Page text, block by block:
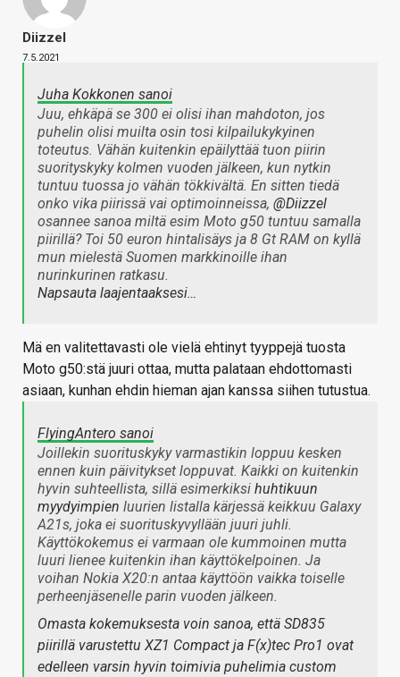
Diizzel
7.5.2021
Juha Kokkonen sanoi
Juu, ehkäpä se 300 ei olisi ihan mahdoton, jos
puhelin olisi muilta osin tosi kilpailukykyinen
toteutus. Vähän kuitenkin epäilyttää tuon piirin
suorityskyky kolmen vuoden jälkeen, kun nytkin
tuntuu tuossa jo vähän tökkivältä. En sitten tiedä
onko vika piirissä vai optimoinneissa, @Diizzel
osannee sanoa miltä esim Moto g50 tuntuu samalla
piirillä? Toi 50 euron hintalisäys ja 8 Gt RAM on kyllä
mun mielestä Suomen markkinoille ihan
nurinkurinen ratkasu.
Napsauta laajentaaksesi…
Mä en valitettavasti ole vielä ehtinyt tyyppejä tuosta
Moto g50:stä juuri ottaa, mutta palataan ehdottomasti
asiaan, kunhan ehdin hieman ajan kanssa siihen tutustua.
FlyingAntero sanoi
Joillekin suorituskyky varmastikin loppuu kesken
ennen kuin päivitykset loppuvat. Kaikki on kuitenkin
hyvin suhteellista, sillä esimerkiksi huhtikuun
myydyimpien luurien listalla kärjessä keikkuu Galaxy
A21s, joka ei suorituskyvyllään juuri juhli.
Käyttökokemus ei varmaan ole kummoinen mutta
luuri lienee kuitenkin ihan käyttökelpoinen. Ja
voihan Nokia X20:n antaa käyttöön vaikka toiselle
perheenjäsenelle parin vuoden jälkeen.
Omasta kokemuksesta voin sanoa, että SD835
piirillä varustettu XZ1 Compact ja F(x)tec Pro1 ovat
edelleen varsin hyvin toimivia puhelimia custom